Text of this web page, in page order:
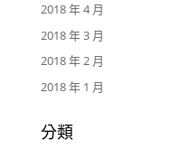
2018 年 4 月
2018 年 3 月
2018 年 2 月
2018 年 1 月
分類